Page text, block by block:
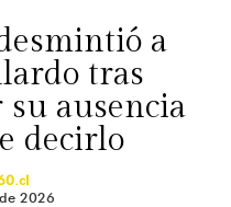
a
tras
su ausencia
decirlo
2026